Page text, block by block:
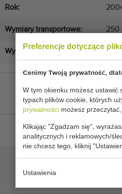
Preferencje dotyczące
Cenimy Twoją prywatność,
W tym okienku możesz ustawić
typach plików cookie, których
prywatności możesz
Klikając "Zgadzam się",
analitycznych i reklamowych/
nie chcesz tego, kliknij
Ustawienia
Rok:
Wymiary transportowe: 250
Wymiary: 975